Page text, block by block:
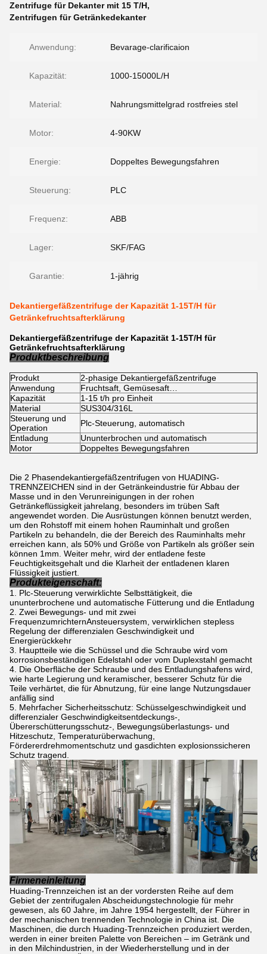
Zentrifuge für Dekanter mit 15 T/H,
Zentrifugen für Getränkedekanter
Anwendung: Bevarage-clarificaion
Kapazität: 1000-15000L/H
Material: Nahrungsmittelgrad rostfreies stel
Motor: 4-90KW
Energie: Doppeltes Bewegungsfahren
Steuerung: PLC
Frequenz: ABB
Lager: SKF/FAG
Garantie: 1-jährig
Dekantiergefäßzentrifuge der Kapazität 1-15T/H für
Getränkefruchtsafterklärung
Dekantiergefäßzentrifuge der Kapazität 1-15T/H für
Getränkefruchtsafterklärung
Produktbeschreibung
Produkt
2-phasige Dekantiergefäßzentrifuge
Anwendung
Fruchtsaft, Gemüsesaft…
Kapazität
1-15 t/h pro Einheit
Material
SUS304/316L
Steuerung und
Operation
Plc-Steuerung, automatisch
Entladung
Ununterbrochen und automatisch
Motor
Doppeltes Bewegungsfahren
Die 2 Phasendekantiergefäßzentrifugen von HUADING-
TRENNZEICHEN sind in der Getränkeindustrie für Abbau der
Masse und in den Verunreinigungen in der rohen
Getränkeflüssigkeit jahrelang, besonders im trüben Saft
angewendet worden. Die Ausrüstungen können benutzt werden,
um den Rohstoff mit einem hohen Rauminhalt und großen
Partikeln zu behandeln, die der Bereich des Rauminhalts mehr
erreichen kann, als 50% und Größe von Partikeln als größer sein
können 1mm. Weiter mehr, wird der entladene feste
Feuchtigkeitsgehalt und die Klarheit der entladenen klaren
Flüssigkeit justiert.
Produkteigenschaft:
Plc-Steuerung verwirklichte Selbsttätigkeit, die
ununterbrochene und automatische Fütterung und die Entladung
Zwei Bewegungs- und mit zwei
FrequenzumrichternAnsteuersystem, verwirklichen stepless
Regelung der differenzialen Geschwindigkeit und
Energierückkehr
Hauptteile wie die Schüssel und die Schraube wird vom
korrosionsbeständigen Edelstahl oder vom Duplexstahl gemacht
Die Oberfläche der Schraube und des Entladungshafens wird,
wie harte Legierung und keramischer, besserer Schutz für die
Teile verhärtet, die für Abnutzung, für eine lange Nutzungsdauer
anfällig sind
Mehrfacher Sicherheitsschutz: Schüsselgeschwindigkeit und
differenzialer Geschwindigkeitsentdeckungs-,
Übererschütterungsschutz-, Bewegungsüberlastungs- und
Hitzeschutz, Temperaturüberwachung,
Fördererdrehmomentschutz und gasdichten explosionssicheren
Schutz tragend.
Firmeneinleitung
Huading-Trennzeichen ist an der vordersten Reihe auf dem
Gebiet der zentrifugalen Abscheidungstechnologie für mehr
gewesen, als 60 Jahre, im Jahre 1954 hergestellt, der Führer in
der mechanischen trennenden Technologie in China ist. Die
Maschinen, die durch Huading-Trennzeichen produziert werden,
werden in einer breiten Palette von Bereichen – im Getränk und
in den Milchindustrien, in der Wiederherstellung und in der